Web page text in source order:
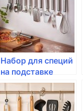
Набор для специй
на подставке
Maxwell&Williams;,
"Белая коллекция"